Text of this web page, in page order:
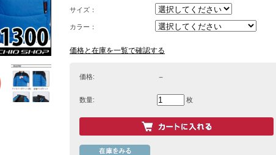
サイズ：
カラー：
価格と在庫を一覧で確認する
価格: －
数量: 枚